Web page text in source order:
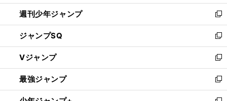
開
く
週刊少年ジャンプ
新
し
い
ウ
ィ
ン
ド
ウ
ジャンプSQ
新
し
い
ウ
ィ
ン
Vジャンプ
新
し
い
ウ
最強ジャンプ
新
し